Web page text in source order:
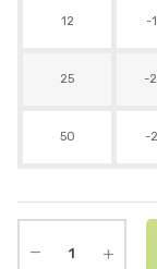
12 -
25 -
50 -